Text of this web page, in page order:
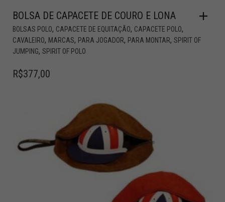
BOLSA DE CAPACETE DE COURO E LONA
BOLSAS POLO, CAPACETE DE EQUITAÇÃO, CAPACETE POLO,
CAVALEIRO, MARCAS, PARA JOGADOR, PARA MONTAR, SPIRIT OF
JUMPING, SPIRIT OF POLO
R$377,00